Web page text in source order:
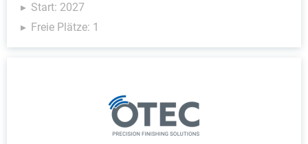
Start: 2027
Freie Plätze: 1